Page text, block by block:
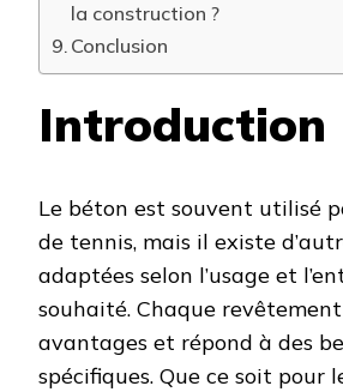
la construction ?
Conclusion
Introduction
Le béton est souvent utilisé
de tennis, mais il existe
adaptées selon l’usage et
souhaité. Chaque
avantages et répond à des
spécifiques. Que ce soit pour